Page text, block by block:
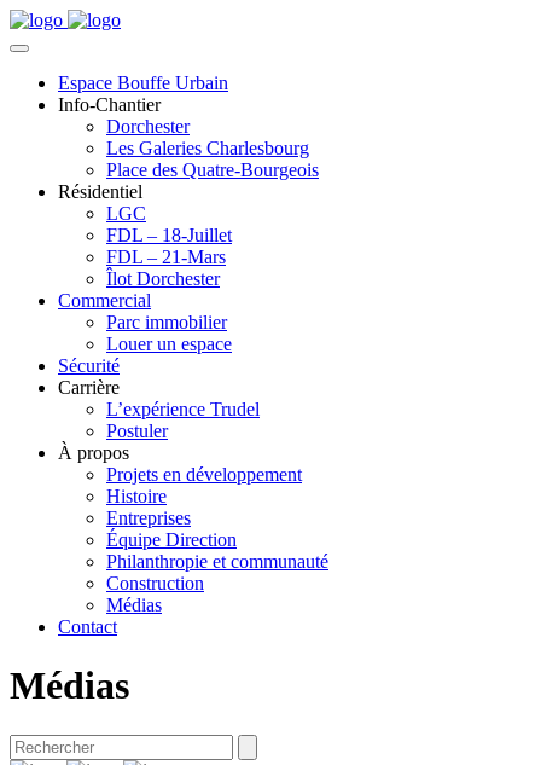
Espace Bouffe Urbain
Info-Chantier
Dorchester
Les Galeries Charlesbourg
Place des Quatre-Bourgeois
Résidentiel
LGC
FDL – 18-Juillet
FDL – 21-Mars
Îlot Dorchester
Commercial
Parc immobilier
Louer un espace
Sécurité
Carrière
L’expérience Trudel
Postuler
À propos
Projets en développement
Histoire
Entreprises
Équipe Direction
Philanthropie et communauté
Construction
Médias
Contact
Médias